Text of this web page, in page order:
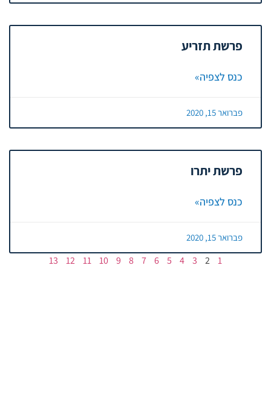
פרשת תזריע
כנס לצפיה»
פברואר 15, 2020
פרשת יתרו
כנס לצפיה»
פברואר 15, 2020
1
2
3
4
5
6
7
8
9
10
11
12
13